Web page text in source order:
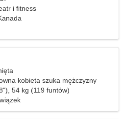
i fitness
kobieta szuka mężczyzny
54 kg (119 funtów)